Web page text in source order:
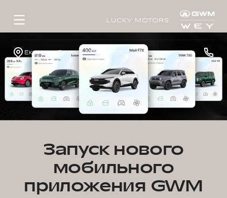
LUCKY MOTORS
Запуск нового
мобильного
приложения GWM